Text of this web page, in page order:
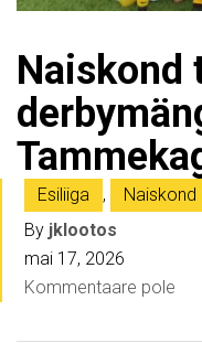
Naiskond
Esiliiga ,
Naiskond
By jklootos
mai 17, 2026
Kommentaare pole